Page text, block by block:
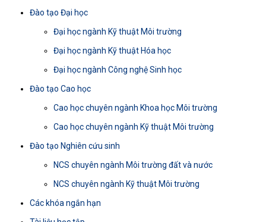
Đào tạo Đại học
Đại học ngành Kỹ thuật Môi trường
Đại học ngành Kỹ thuật Hóa học
Đại học ngành Công nghệ Sinh học
Đào tạo Cao học
Cao học chuyên ngành Khoa học Môi trường
Cao học chuyên ngành Kỹ thuật Môi trường
Đào tạo Nghiên cứu sinh
NCS chuyên ngành Môi trường đất và nước
NCS chuyên ngành Kỹ thuật Môi trường
Các khóa ngắn hạn